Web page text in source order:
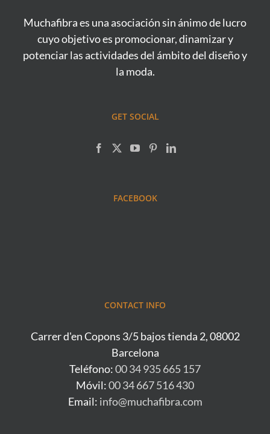
Muchafibra es una asociación sin ánimo de lucro
cuyo objetivo es promocionar, dinamizar y
potenciar las actividades del ámbito del diseño y
la moda.
GET SOCIAL
FACEBOOK
CONTACT INFO
Carrer d'en Copons 3/5 bajos tienda 2, 08002
Barcelona
Teléfono:00 34 935 665 157
Móvil:00 34 667 516 430
Email: info@muchafibra.com